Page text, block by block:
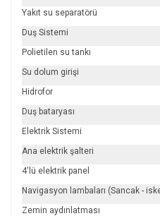
Yakıt su separatörü
Duş Sistemi
Polietilen su tankı
Su dolum girişi
Hidrofor
Duş bataryası
Elektrik Sistemi
Ana elektrik şalteri
4'lü elektrik panel
Navigasyon lambaları (Sancak -
Zemin aydınlatması